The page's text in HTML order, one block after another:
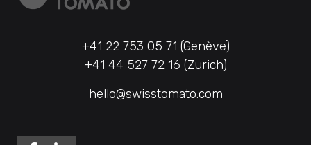
+41 22 753 05 71 (Genève)
+41 44 527 72 16 (Zurich)
hello@swisstomato.com